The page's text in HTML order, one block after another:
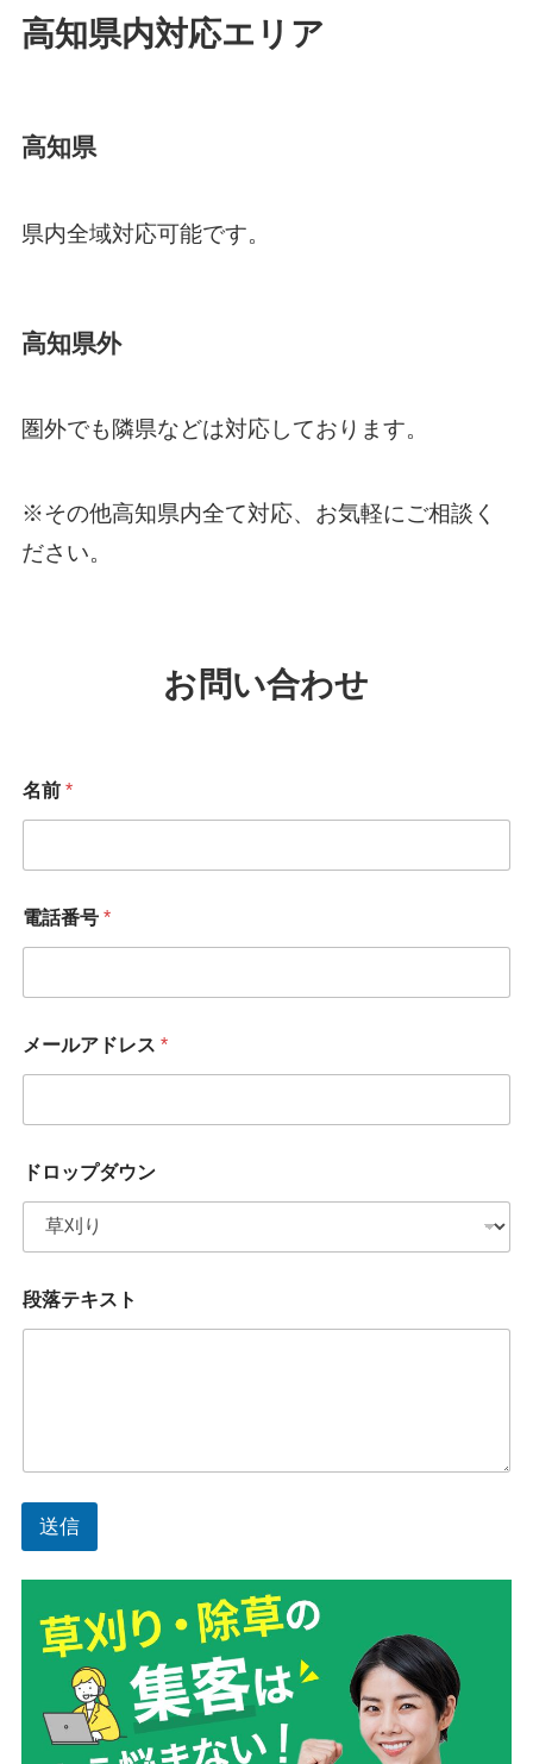
高知県内対応エリア
高知県
県内全域対応可能です。
高知県外
圏外でも隣県などは対応しております。
※その他高知県内全て対応、お気軽にご相談く
ださい。
お問い合わせ
話
番
話
番
号
名前 *
電話番号 *
メールアドレス *
ドロップダウン
段落テキスト
送信